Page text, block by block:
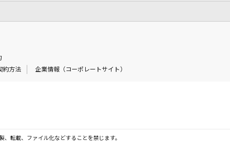
約方法 企業情報（コーポレートサイト）
転載、ファイル化などすることを禁じます。